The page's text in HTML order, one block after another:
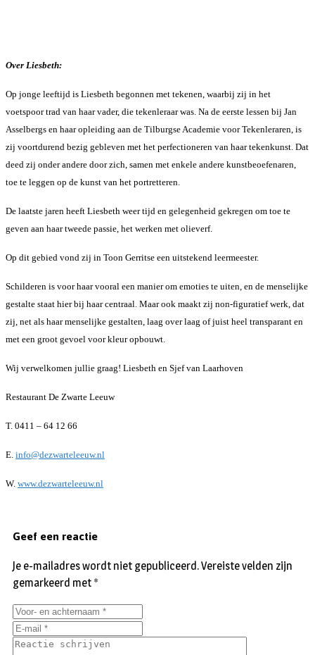
Over Liesbeth:
Op jonge leeftijd is Liesbeth begonnen met tekenen, waarbij zij in het
voetspoor trad van haar vader, die tekenleraar was. Na de eerste lessen bij Jan
Asselbergs en haar opleiding aan de Tilburgse Academie voor Tekenleraren, is
zij voortdurend bezig gebleven met het perfectioneren van haar tekenkunst. Dat
deed zij onder andere door zich, samen met enkele andere kunstbeoefenaren,
toe te leggen op de kunst van het portretteren.
De laatste jaren heeft Liesbeth weer tijd en gelegenheid gekregen om toe te
geven aan haar tweede passie, het werken met olieverf.
Op dit gebied vond zij in Toon Gerritse een uitstekend leermeester.
Schilderen is voor haar vooral een manier om emoties te uiten, en de menselijke
gestalte staat hier bij haar centraal. Maar ook maakt zij non-figuratief werk, dat
zij, net als haar menselijke gestalten, laag over laag of juist heel transparant en
met een groot gevoel voor kleur opbouwt.
Wij verwelkomen jullie graag! Liesbeth en Sjef van Laarhoven
Restaurant De Zwarte Leeuw
T. 0411 – 64 12 66
E. info@dezwarteleeuw.nl
W. www.dezwarteleeuw.nl
Geef een reactie
Je e-mailadres wordt niet gepubliceerd.Vereiste velden zijn
gemarkeerd met *